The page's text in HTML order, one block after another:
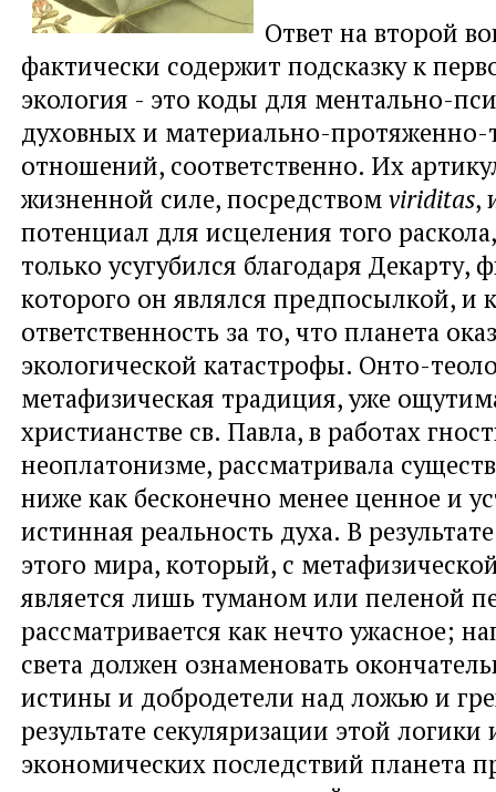
Ответ на второй
фактически содержит подсказку к
экология - это коды для ментально-
духовных и материально-протяженно-
отношений, соответственно. Их
жизненной силе, посредством viriditas,
потенциал для исцеления того
только усугубился благодаря Декарту,
которого он являлся предпосылкой, и
ответственность за то, что планета
экологической катастрофы. Онто-
метафизическая традиция, уже
христианстве св. Павла, в работах
неоплатонизме, рассматривала
ниже как бесконечно менее ценное и
истинная реальность духа. В
этого мира, который, с
является лишь туманом или пеленой
рассматривается как нечто ужасное;
света должен ознаменовать
истины и добродетели над ложью и
результате секуляризации этой логики
экономических последствий планета